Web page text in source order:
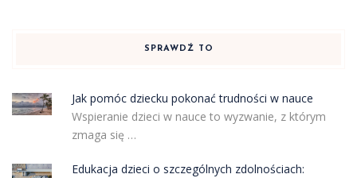
SPRAWDŹ TO
Jak pomóc dziecku pokonać trudności w nauce
Wspieranie dzieci w nauce to wyzwanie, z którym
zmaga się …
Edukacja dzieci o szczególnych zdolnościach: